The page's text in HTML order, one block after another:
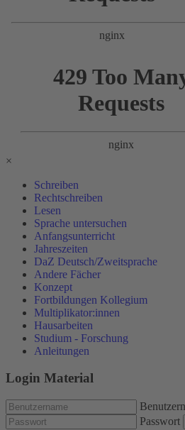
×
Schreiben
Rechtschreiben
Lesen
Sprache untersuchen
Anfangsunterricht
Jahreszeiten
DaZ Deutsch/Zweitsprache
Andere Fächer
Konzept
Fortbildungen Kollegium
Multiplikator:innen
Hausarbeiten
Studium - Forschung
Anleitungen
Login Material
Passwort